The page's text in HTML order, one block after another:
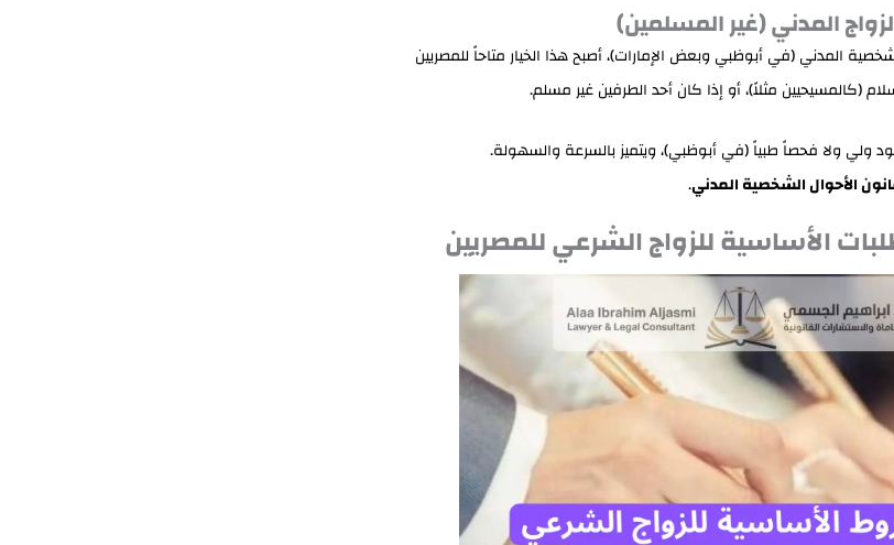
المدني (في أبوظبي وبعض الإمارات)، أصبح هذا الخيار متاحاً للمصريين
(كالمسيحيين مثلاً)، أو إذا كان أحد الطرفين غير مسلم.
ولي ولا فحصاً طبياً (في أبوظبي)، ويتميز بالسرعة والسهولة.
الأحوال الشخصية المدني.
الأساسية للزواج الشرعي للمصريين